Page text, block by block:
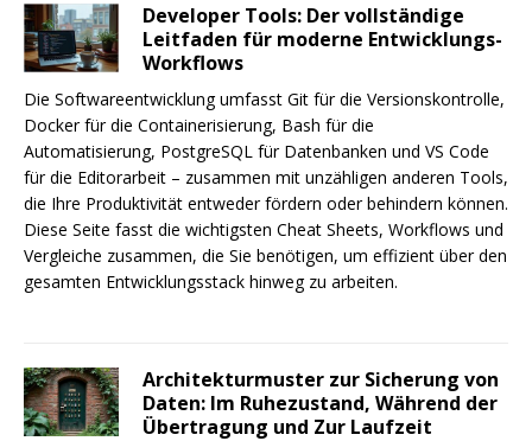
Developer Tools: Der vollständige
Leitfaden für moderne Entwicklungs-
Workflows
Die Softwareentwicklung umfasst Git für die Versionskontrolle,
Docker für die Containerisierung, Bash für die
Automatisierung, PostgreSQL für Datenbanken und VS Code
für die Editorarbeit – zusammen mit unzähligen anderen Tools,
die Ihre Produktivität entweder fördern oder behindern können.
Diese Seite fasst die wichtigsten Cheat Sheets, Workflows und
Vergleiche zusammen, die Sie benötigen, um effizient über den
gesamten Entwicklungsstack hinweg zu arbeiten.
Architekturmuster zur Sicherung von
Daten: Im Ruhezustand, Während der
Übertragung und Zur Laufzeit